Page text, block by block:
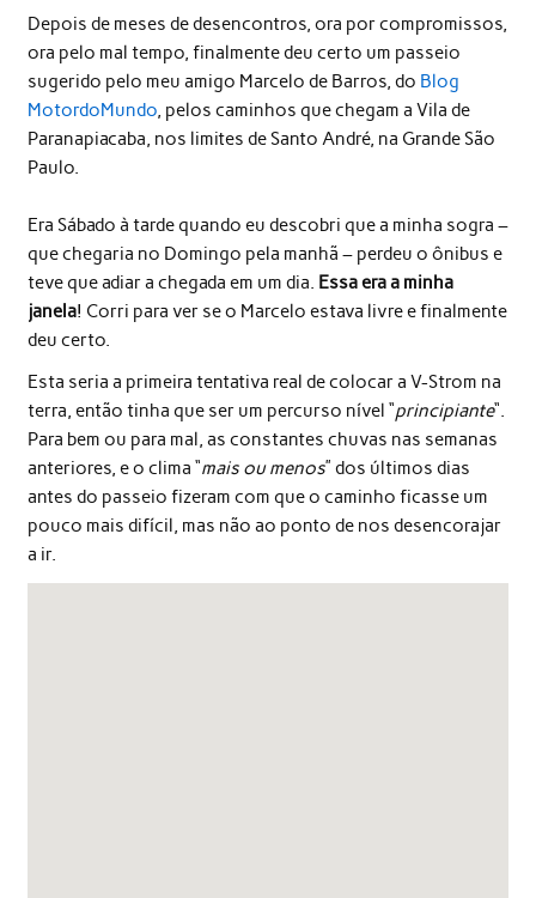
Depois de meses de desencontros, ora por compromissos,
ora pelo mal tempo, finalmente deu certo um passeio
sugerido pelo meu amigo Marcelo de Barros, do Blog
MotordoMundo, pelos caminhos que chegam a Vila de
Paranapiacaba, nos limites de Santo André, na Grande São
Paulo.
Era Sábado à tarde quando eu descobri que a minha sogra –
que chegaria no Domingo pela manhã – perdeu o ônibus e
teve que adiar a chegada em um dia. Essa era a minha
janela! Corri para ver se o Marcelo estava livre e finalmente
deu certo.
Esta seria a primeira tentativa real de colocar a V-Strom na
terra, então tinha que ser um percurso nível “principiante“.
Para bem ou para mal, as constantes chuvas nas semanas
anteriores, e o clima “mais ou menos” dos últimos dias
antes do passeio fizeram com que o caminho ficasse um
pouco mais difícil, mas não ao ponto de nos desencorajar
a ir.